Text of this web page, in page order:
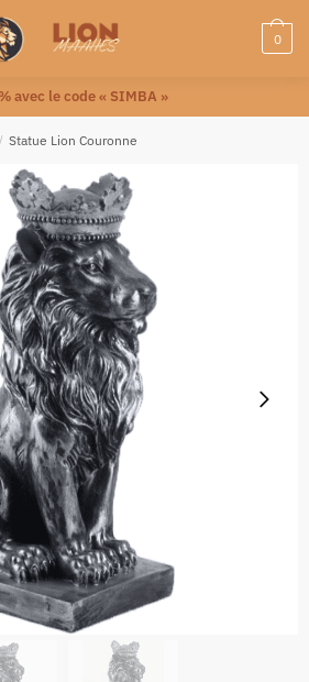
0
avec le code « SIMBA »
/ Statue Lion Couronne